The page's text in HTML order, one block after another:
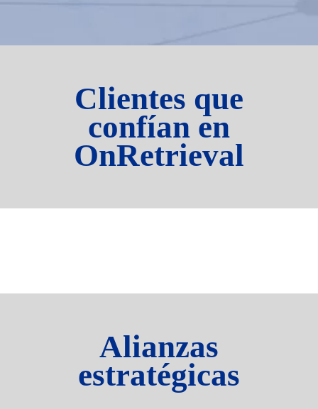
Clientes que
confían en
OnRetrieval
Alianzas
estratégicas